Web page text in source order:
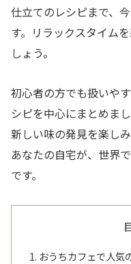
仕立てのレシピまで、
す。リラックスタイム
しょう。
初心者の方でも扱いや
シピを中心にまとめま
新しい味の発見を楽し
あなたの自宅が、世界
です。
おうちカフェで人気